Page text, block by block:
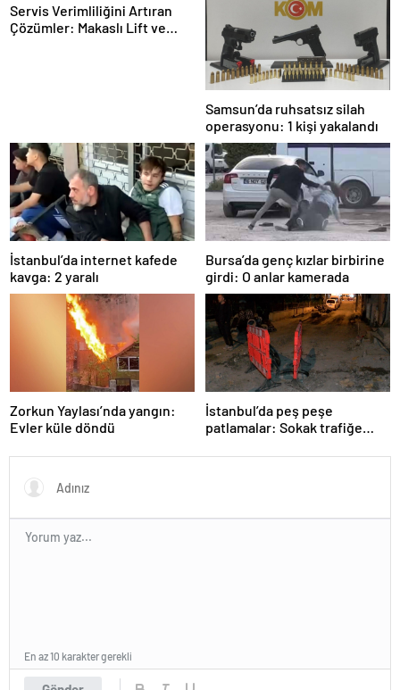
Servis Verimliliğini Artıran
Çözümler: Makaslı Lift ve
Samsun’da ruhsatsız silah
operasyonu: 1 kişi yakalandı
İstanbul’da internet kafede
kavga: 2 yaralı
Bursa’da genç kızlar birbirine
girdi: O anlar kamerada
Zorkun Yaylası’nda yangın:
Evler küle döndü
İstanbul’da peş peşe
patlamalar: Sokak trafiğe
En az 10 karakter gerekli